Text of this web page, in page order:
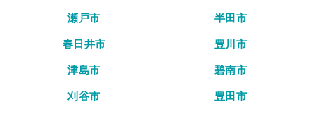
瀬戸市
半田市
春日井市
豊川市
津島市
碧南市
刈谷市
豊田市